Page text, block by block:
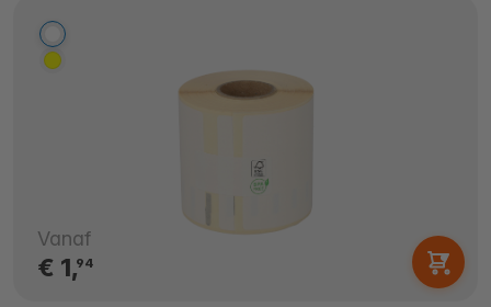
Vanaf
€ 1,94